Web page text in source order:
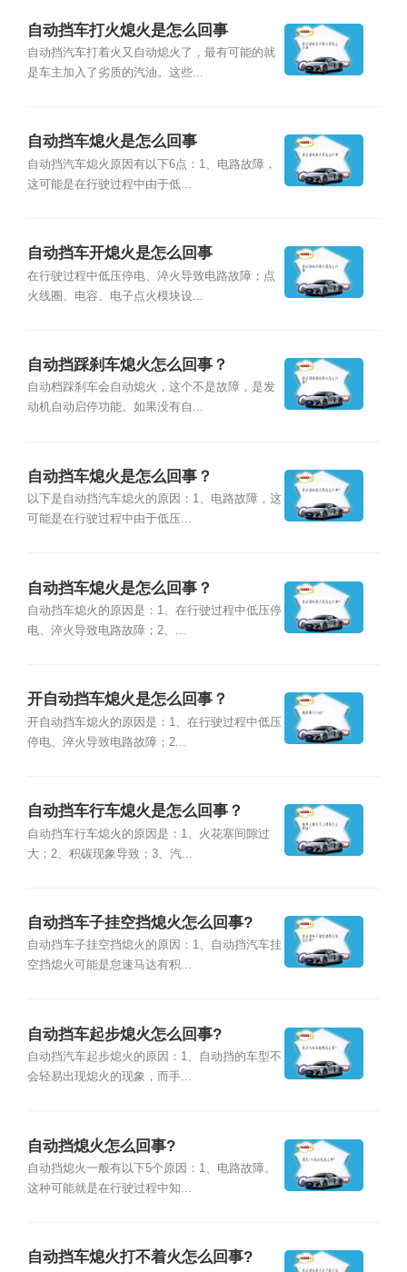
自动挡车打火熄火是怎么回事
自动挡汽车打着火又自动熄火了，最有可能的就
是车主加入了劣质的汽油。这些...
自动挡车熄火是怎么回事
自动挡汽车熄火原因有以下6点：1、电路故障，
这可能是在行驶过程中由于低...
自动挡车开熄火是怎么回事
在行驶过程中低压停电、淬火导致电路故障；点
火线圈、电容、电子点火模块设...
自动挡踩刹车熄火怎么回事？
自动档踩刹车会自动熄火，这个不是故障，是发
动机自动启停功能。如果没有自...
自动挡车熄火是怎么回事？
以下是自动挡汽车熄火的原因：1、电路故障，这
可能是在行驶过程中由于低压...
自动挡车熄火是怎么回事？
自动挡车熄火的原因是：1、在行驶过程中低压停
电、淬火导致电路故障；2、...
开自动挡车熄火是怎么回事？
开自动挡车熄火的原因是：1、在行驶过程中低压
停电、淬火导致电路故障；2...
自动挡车行车熄火是怎么回事？
自动挡车行车熄火的原因是：1、火花塞间隙过
大；2、积碳现象导致；3、汽...
自动挡车子挂空挡熄火怎么回事?
自动挡车子挂空挡熄火的原因：1、自动挡汽车挂
空挡熄火可能是怠速马达有积...
自动挡车起步熄火怎么回事?
自动挡汽车起步熄火的原因：1、自动挡的车型不
会轻易出现熄火的现象，而手...
自动挡熄火怎么回事?
自动挡熄火一般有以下5个原因：1、电路故障。
这种可能就是在行驶过程中知...
自动挡车熄火打不着火怎么回事?